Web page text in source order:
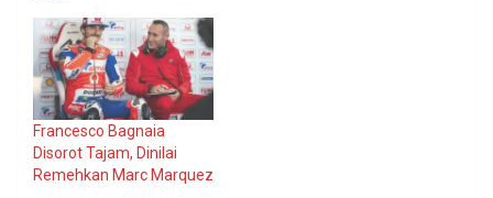
Francesco Bagnaia
Disorot Tajam, Dinilai
Remehkan Marc Marquez